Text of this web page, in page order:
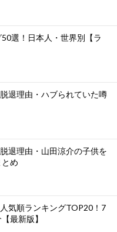
選！日本人・世界別【ラ
退理由・ハブられていた噂
退理由・山田涼介の子供を
め
気順ランキングTOP20！7
最新版】